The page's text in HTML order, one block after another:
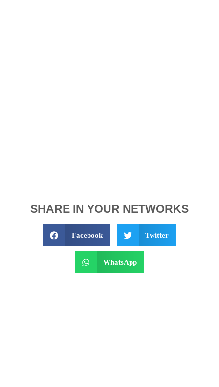
SHARE IN YOUR NETWORKS
Facebook Twitter
WhatsApp